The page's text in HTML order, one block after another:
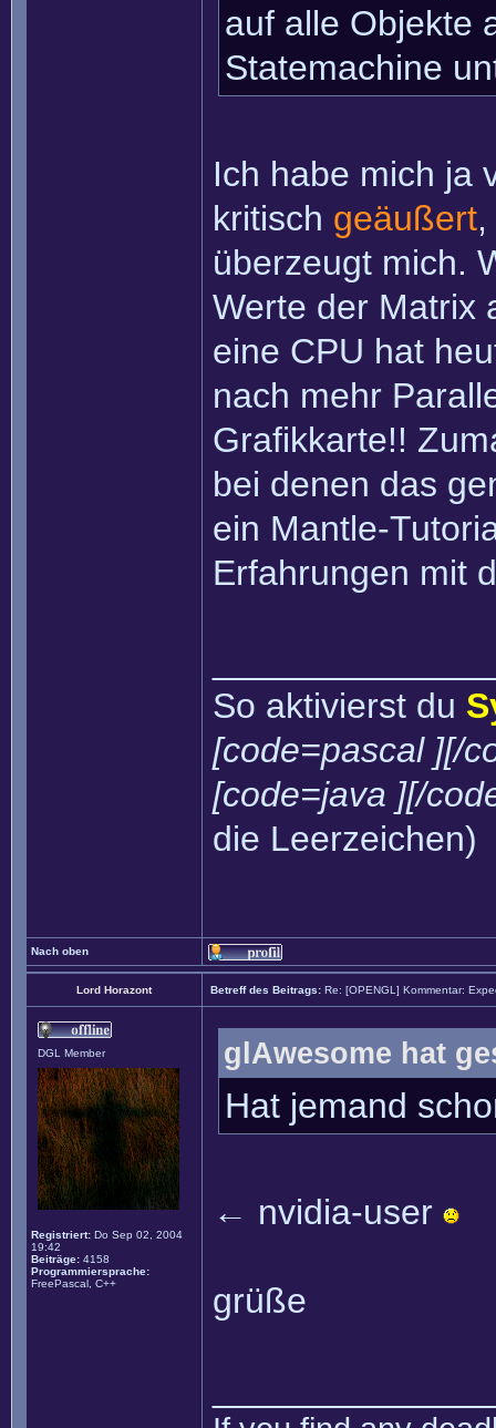
auf alle Objekte
Statemachine
Ich habe mich ja
kritisch geäußert
überzeugt mich.
Werte der Matrix
eine CPU hat
nach mehr
Grafikkarte!!
bei denen das
ein Mantle-
Erfahrungen mit
So aktivierst du
[code=pascal ][/
[code=java ][/
die Leerzeichen)
Nach oben
Lord Horazont Betreff des Beitrags: Re: [OPENGL] Kommentar:
DGL Member
Registriert: Do Sep 02, 2004
19:42
Beiträge: 4158
Programmiersprache:
FreePascal, C++
glAwesome hat
Hat jemand
← nvidia-user
grüße